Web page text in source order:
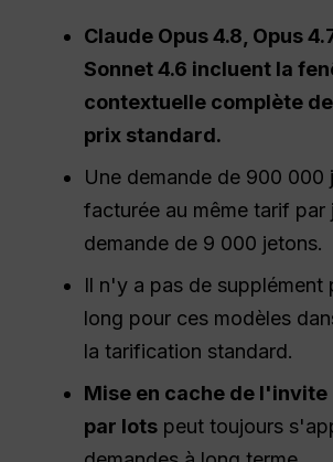
Claude Opus 4.8, Opus
Sonnet 4.6 incluent la
contextuelle complète
prix standard.
Une demande de 900 000
facturée au même tarif
demande de 9 000 jetons.
Il n'y a pas de supplément
long pour ces modèles
la tarification standard.
Mise en cache de l'invite
par lots peut toujours